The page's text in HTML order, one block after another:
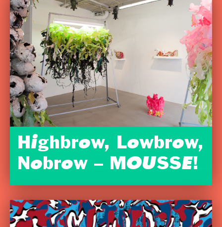
Highbrow, Lowbrow,
Nobrow – MOUSSE!